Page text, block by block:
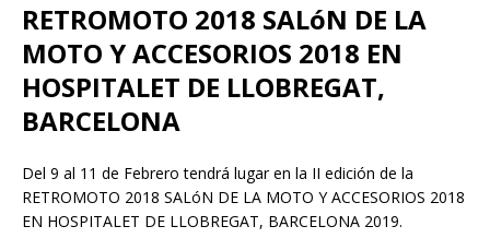
RETROMOTO 2018 SALóN DE LA
MOTO Y ACCESORIOS 2018 EN
HOSPITALET DE LLOBREGAT,
BARCELONA
Del 9 al 11 de Febrero tendrá lugar en la II edición de la
RETROMOTO 2018 SALóN DE LA MOTO Y ACCESORIOS 2018
EN HOSPITALET DE LLOBREGAT, BARCELONA 2019.